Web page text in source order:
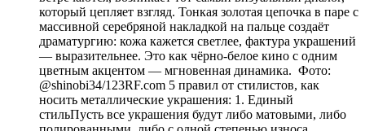
который цепляет взгляд. Тонкая золотая цепочка в паре с
массивной серебряной накладкой на пальце создаёт
драматургию: кожа кажется светлее, фактура украшений
— выразительнее. Это как чёрно-белое кино с одним
цветным акцентом — мгновенная динамика. Фото:
@shinobi34/123RF.com 5 правил от стилистов, как
носить металлические украшения: 1. Единый
стильПусть все украшения будут либо матовыми, либо